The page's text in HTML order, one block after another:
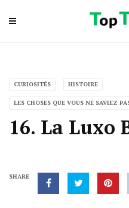
CURIOSITÉS HISTOIRE
LES CHOSES QUE VOUS NE SAVIEZ
16. La Luxo
SHARE